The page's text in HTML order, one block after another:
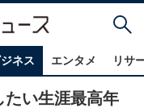
ネス エンタメ リサ
たい生涯最高年